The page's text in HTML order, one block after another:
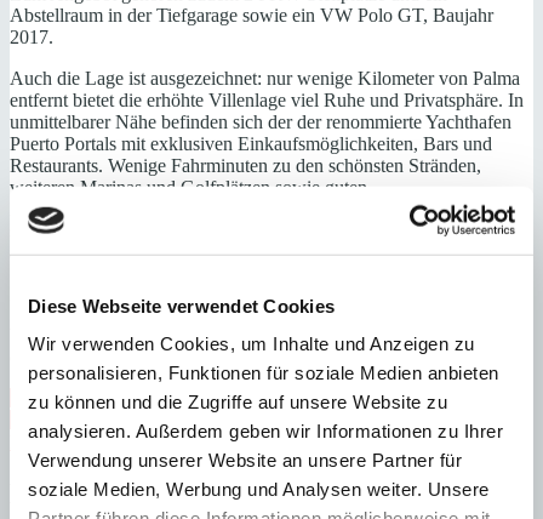
Diese Webseite verwendet Cookies
Wir verwenden Cookies, um Inhalte und Anzeigen zu
personalisieren, Funktionen für soziale Medien anbieten
zu können und die Zugriffe auf unsere Website zu
analysieren. Außerdem geben wir Informationen zu Ihrer
Verwendung unserer Website an unsere Partner für
soziale Medien, Werbung und Analysen weiter. Unsere
Abstellraum in der Tiefgarage sowie ein VW Polo GT, Baujahr
2017.
Auch die Lage ist ausgezeichnet: nur wenige Kilometer von Palma
entfernt bietet die erhöhte Villenlage viel Ruhe und Privatsphäre. In
unmittelbarer Nähe befinden sich der der renommierte Yachthafen
Puerto Portals mit exklusiven Einkaufsmöglichkeiten, Bars und
Restaurants. Wenige Fahrminuten zu den schönsten Stränden,
weiteren Marinas und Golfplätzen sowie guten
Einkaufsmöglichkeiten und Restaurants. Darüber hinaus sind die
schönsten Strände, weitere Marinas, Golfplätze und eine
ausgezeichnete Infrastruktur nur eine kurze Fahrt entfernt.
Wohn-/Esszimmer mit offener Küche, 3 Schlafzimmer, 2 Bäder (1
en suite), Wirtschaftsraum, Gästetoilette
Exklusiv
Gäste-WC Immobilie in Anlage
Massivbauweise
Meerblick
modernisiert Nähe Golfplatz
Nähe Strand
Personenaufzug
Fußbodenheizung
Energieeffizienz